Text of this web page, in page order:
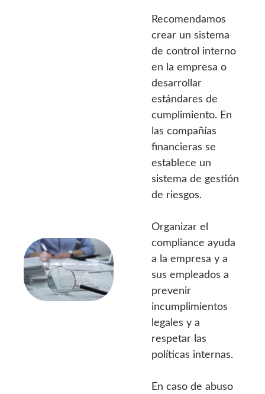
Recomendamos
crear un sistema
de control interno
en la empresa o
desarrollar
estándares de
cumplimiento. En
las compañías
financieras se
establece un
sistema de gestión
de riesgos.
Organizar el
compliance ayuda
a la empresa y a
sus empleados a
prevenir
incumplimientos
legales y a
respetar las
políticas internas.
En caso de abuso